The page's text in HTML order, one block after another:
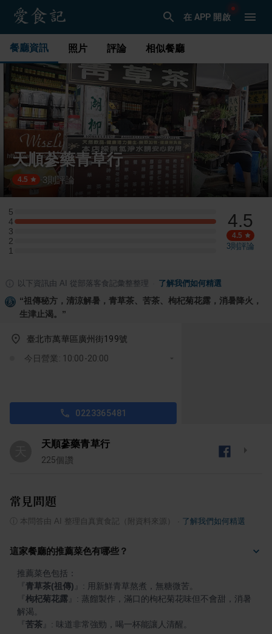
在 APP 開啟
餐廳資訊 照片 評論 相似餐廳
天順蔘藥青草行
4.5 ·3 則評論
5
5 星：0 則評論
4
4 星：1 則評論
3
3 星：0 則評論
2
2 星：0 則評論
1
1 星：0 則評論
4.5
4.5
3則評論
以下資訊由 AI 從部落客食記彙整整理 了解我們如何精選
“祖傳秘方，清涼解暑，青草茶、苦茶、枸杞菊花露，消暑降火，
生津止渴。 ”
臺北市萬華區廣州街199號
今日營業: 10:00-20:00
0223365481
天順蔘藥青草行
225個讚
常見問題
本問答由 AI 整理自真實食記（附資料來源） 了解我們如何精選
這家餐廳的推薦菜色有哪些？
青草茶(祖傳)
枸杞菊花露
: 蒸餾製作，滿口的枸杞菊花味但不會甜，消暑
苦茶 : 味道非常強勁，喝一杯能讓人清醒。